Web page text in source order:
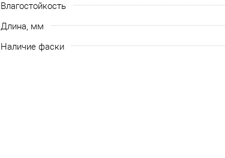
Влагостойкость
Длина, мм
Наличие фаски